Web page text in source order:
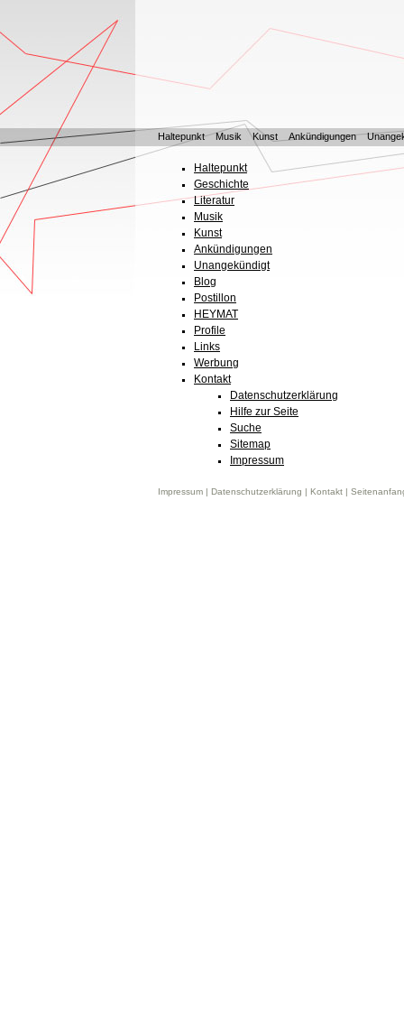
Haltepunkt Musik Kunst Ankündigungen
Haltepunkt
Geschichte
Literatur
Musik
Kunst
Ankündigungen
Unangekündigt
Blog
Postillon
HEYMAT
Profile
Links
Werbung
Kontakt
Datenschutzerklärung
Hilfe zur Seite
Suche
Sitemap
Impressum
Impressum | Datenschutzerklärung | Kontakt |